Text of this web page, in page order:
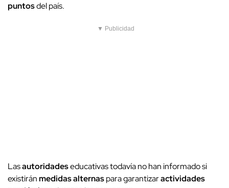
puntosdel país.
▼ Publicidad
Lasautoridadeseducativas todavía no han informado si
existiránmedidas alternaspara garantizaractividades